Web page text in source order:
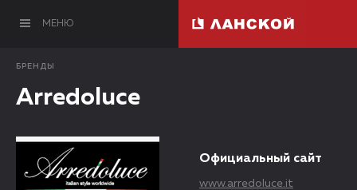
МЕНЮ
БРЕНДЫ
Arredoluce
Официальный сайт
www.arredoluce.it